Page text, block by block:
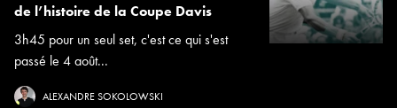
de l’histoire de la Coupe Davis
3h45 pour un seul set, c'est ce qui s'est
passé le 4 août...
ALEXANDRE SOKOLOWSKI